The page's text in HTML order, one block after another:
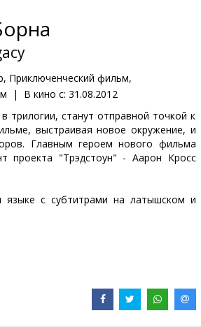
Приключенческий фильм,
| В кино с: 31.08.2012
трилогии, станут отправной точкой к
выстраивая новое окружение, и
Главным героем новогo фильмa
проекта "Трэдстоун" - Аарон Кросс
языке с субтитрами на латышском и
Edward Norton, Albert
Stacy Keach